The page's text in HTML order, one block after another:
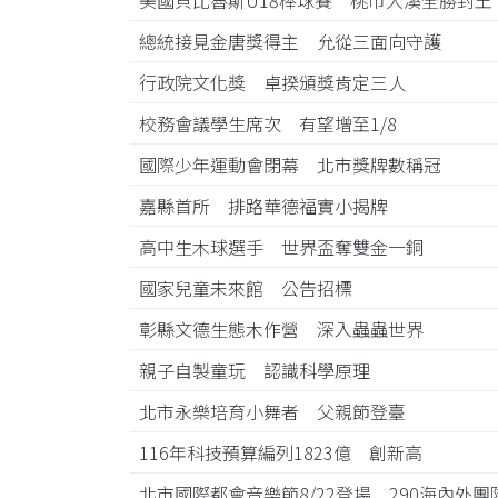
總統接見金唐獎得主 允從三面向守護
行政院文化獎 卓揆頒獎肯定三人
校務會議學生席次 有望增至1/8
國際少年運動會閉幕 北市獎牌數稱冠
嘉縣首所 排路華德福實小揭牌
高中生木球選手 世界盃奪雙金一銅
國家兒童未來館 公告招標
彰縣文德生態木作營 深入蟲蟲世界
親子自製童玩 認識科學原理
北市永樂培育小舞者 父親節登臺
116年科技預算編列1823億 創新高